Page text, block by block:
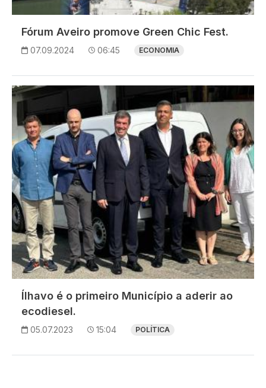
Fórum Aveiro promove Green Chic Fest.
07.09.2024 06:45 ECONOMIA
Imagem
Ílhavo é o primeiro Município a aderir ao
ecodiesel.
05.07.2023 15:04 POLÍTICA